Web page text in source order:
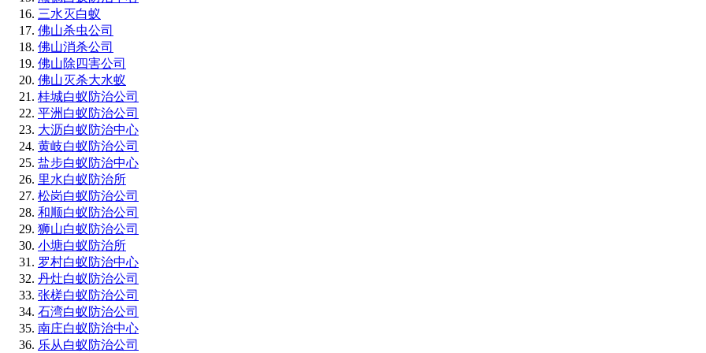
三水灭白蚁
佛山杀虫公司
佛山消杀公司
佛山除四害公司
佛山灭杀大水蚁
桂城白蚁防治公司
平洲白蚁防治公司
大沥白蚁防治中心
黄岐白蚁防治公司
盐步白蚁防治中心
里水白蚁防治所
松岗白蚁防治公司
和顺白蚁防治公司
狮山白蚁防治公司
小塘白蚁防治所
罗村白蚁防治中心
丹灶白蚁防治公司
张槎白蚁防治公司
石湾白蚁防治公司
南庄白蚁防治中心
乐从白蚁防治公司